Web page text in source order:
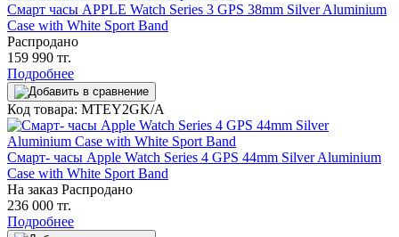
Смарт часы APPLE Watch Series 3 GPS 38mm Silver Aluminium
Case with White Sport Band
Распродано
159 990 тг.
Подробнее
Код товара: MTEY2GK/A
Смарт- часы Apple Watch Series 4 GPS 44mm Silver Aluminium
Case with White Sport Band
На заказ Распродано
236 000 тг.
Подробнее